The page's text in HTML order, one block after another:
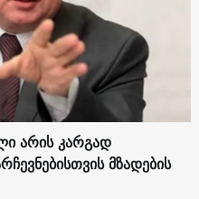
არის კარგად
მზადების